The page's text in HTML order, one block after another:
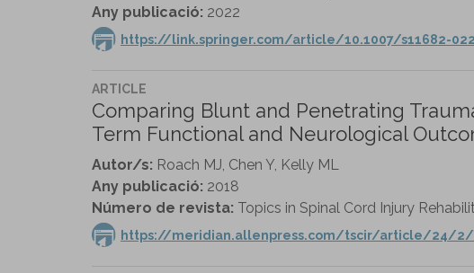
Any publicació: 2022
https://link.springer.com/article/10.1007/s11682-
ARTICLE
Comparing Blunt and Penetrating
Term Functional and Neurological
Autor/s: Roach MJ, Chen Y, Kelly ML
Any publicació: 2018
Número de revista: Topics in Spinal Cord Injury
https://meridian.allenpress.com/tscir/article/24/2/